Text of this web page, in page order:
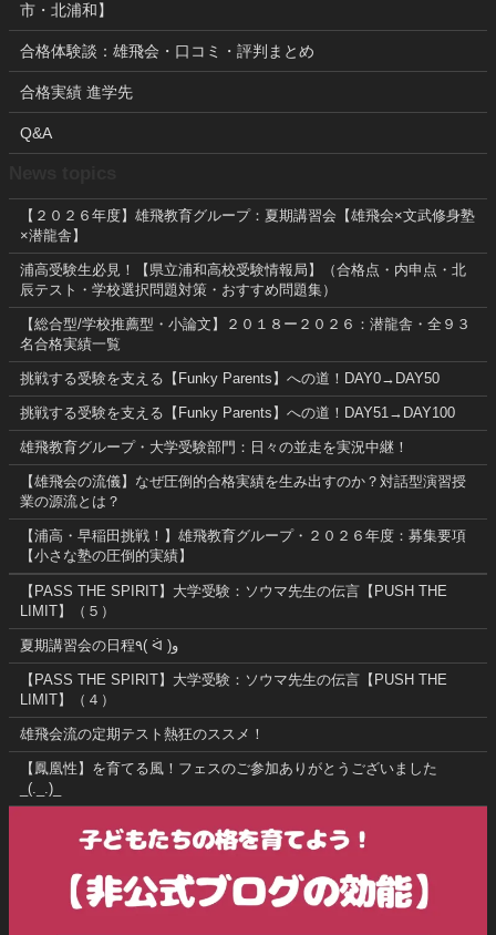
市・北浦和】
合格体験談：雄飛会・口コミ・評判まとめ
合格実績 進学先
Q&A
【２０２６年度】雄飛教育グループ：夏期講習会【雄飛会×文武修身塾
×潜龍舎】
浦高受験生必見！【県立浦和高校受験情報局】（合格点・内申点・北
辰テスト・学校選択問題対策・おすすめ問題集）
【総合型/学校推薦型・小論文】２０１８ー２０２６：潜龍舎・全９３
名合格実績一覧
挑戦する受験を支える【Funky Parents】への道！DAY0→DAY50
挑戦する受験を支える【Funky Parents】への道！DAY51→DAY100
雄飛教育グループ・大学受験部門：日々の並走を実況中継！
【雄飛会の流儀】なぜ圧倒的合格実績を生み出すのか？対話型演習授
業の源流とは？
【浦高・早稲田挑戦！】雄飛教育グループ・２０２６年度：募集要項
【小さな塾の圧倒的実績】
【PASS THE SPIRIT】大学受験：ソウマ先生の伝言【PUSH THE
LIMIT】（５）
夏期講習会の日程٩( ᐛ )و
【PASS THE SPIRIT】大学受験：ソウマ先生の伝言【PUSH THE
LIMIT】（４）
雄飛会流の定期テスト熱狂のススメ！
【鳳凰性】を育てる風！フェスのご参加ありがとうございました
_(._.)_